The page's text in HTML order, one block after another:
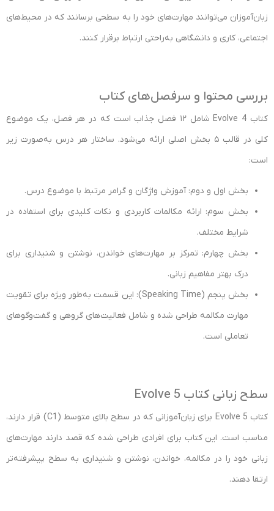
زبان‌آموزان می‌توانند مهارت‌های خود را به سطحی برسانند که در محیط‌های
اجتماعی، کاری و دانشگاهی به‌راحتی ارتباط برقرار کنند.
بررسی محتوا و سرفصل‌های کتاب
کتاب Evolve 4 شامل ۱۲ فصل جذاب است که در هر فصل، یک موضوع
کلی در قالب ۵ بخش اصلی ارائه می‌شود. ساختار هر درس به‌صورت زیر
است:
بخش اول و دوم: آموزش واژگان و گرامر مرتبط با موضوع درس.
بخش سوم: ارائه مکالمات کاربردی و نکات کلیدی برای استفاده در
شرایط مختلف.
بخش چهارم: تمرکز بر مهارت‌های خواندن، نوشتن و شنیداری برای
درک بهتر مفاهیم زبانی.
بخش پنجم (Speaking Time): این قسمت به‌طور ویژه برای تقویت
مهارت مکالمه طراحی شده و شامل فعالیت‌های گروهی و گفت‌وگوهای
تعاملی است.
سطح زبانی کتاب Evolve 5
کتاب Evolve 5 برای زبان‌آموزانی که در سطح بالای متوسط (C1) قرار دارند،
مناسب است. این کتاب برای افرادی طراحی شده که قصد دارند مهارت‌های
زبانی خود را در مکالمه، خواندن، نوشتن و شنیداری به سطح پیشرفته‌تر
ارتقا دهند.